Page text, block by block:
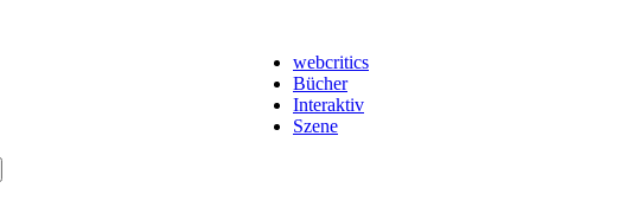
webcritics
Bücher
Interaktiv
Szene